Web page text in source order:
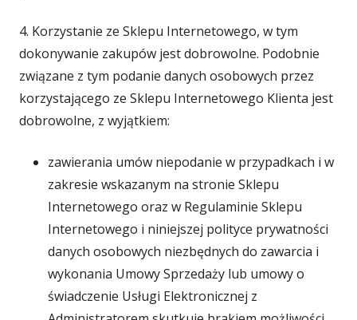
4. Korzystanie ze Sklepu Internetowego, w tym
dokonywanie zakupów jest dobrowolne. Podobnie
związane z tym podanie danych osobowych przez
korzystającego ze Sklepu Internetowego Klienta jest
dobrowolne, z wyjątkiem:
zawierania umów niepodanie w przypadkach i w
zakresie wskazanym na stronie Sklepu
Internetowego oraz w Regulaminie Sklepu
Internetowego i niniejszej polityce prywatności
danych osobowych niezbędnych do zawarcia i
wykonania Umowy Sprzedaży lub umowy o
świadczenie Usługi Elektronicznej z